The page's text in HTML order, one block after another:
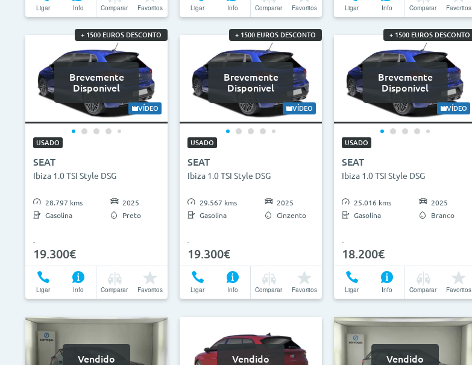
Ligar Info Comparar Favoritos Ligar Info Comparar Favoritos Ligar Info Comparar Favoritos
+ 1500 EUROS DESCONTO
Brevemente
Disponivel
VÍDEO
USADO
SEAT
Ibiza 1.0 TSI Style DSG
28.797 kms
Gasolina
2025
Preto
19.300€
Ligar Info Comparar Favoritos
+ 1500 EUROS DESCONTO
Brevemente
Disponivel
VÍDEO
USADO
SEAT
Ibiza 1.0 TSI Style DSG
29.567 kms
Gasolina
2025
Cinzento
19.300€
Ligar Info Comparar Favoritos
+ 1500 EUROS DESCONTO
Brevemente
Disponivel
VÍDEO
USADO
SEAT
Ibiza 1.0 TSI Style DSG
25.016 kms
Gasolina
2025
Branco
18.200€
Ligar Info Comparar Favoritos
Vendido Vendido Vendido